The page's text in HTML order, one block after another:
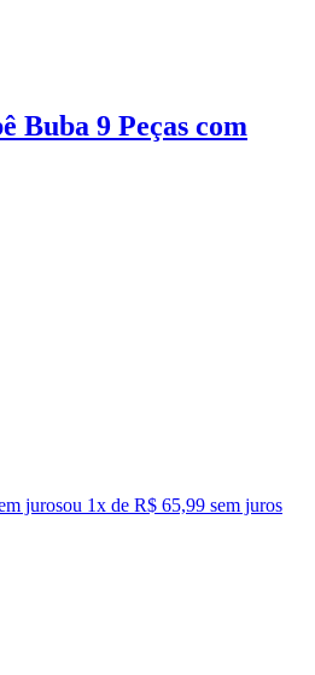
Buba 9 Peças com
jurosou 1x de R$ 65,99 sem juros